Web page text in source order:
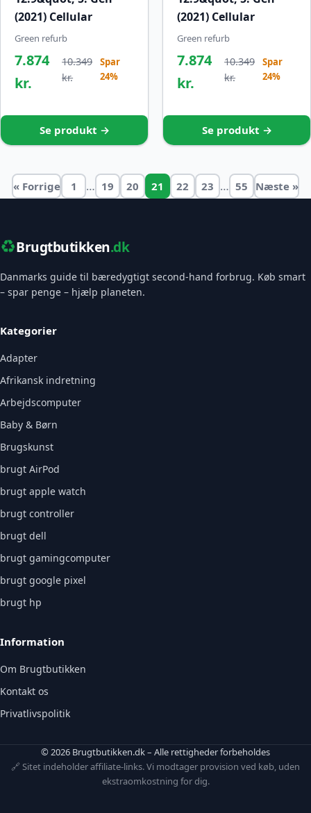
(2021) Cellular
Green refurb
7.874
kr.
10.349
kr.
Spar
24%
Se produkt →
(2021) Cellular
Green refurb
7.874
kr.
10.349
kr.
Spar
24%
Se produkt →
« Forrige 1 … 19 20 21 22 23 … 55 Næste »
♻️Brugtbutikken.dk
Danmarks guide til bæredygtigt second-hand forbrug. Køb smart
– spar penge – hjælp planeten.
Kategorier
Adapter
Afrikansk indretning
Arbejdscomputer
Baby & Børn
Brugskunst
brugt AirPod
brugt apple watch
brugt controller
brugt dell
brugt gamingcomputer
brugt google pixel
brugt hp
Information
Om Brugtbutikken
Kontakt os
Privatlivspolitik
© 2026 Brugtbutikken.dk – Alle rettigheder forbeholdes
🔗 Sitet indeholder affiliate-links. Vi modtager provision ved køb, uden
ekstraomkostning for dig.